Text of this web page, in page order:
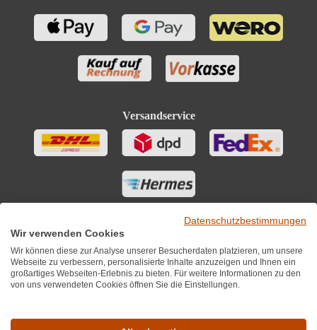
Versandservice
Datenschutzbestimmungen
Wir verwenden Cookies
Wir können diese zur Analyse unserer Besucherdaten platzieren, um unsere
Webseite zu verbessern, personalisierte Inhalte anzuzeigen und Ihnen ein
großartiges Webseiten-Erlebnis zu bieten. Für weitere Informationen zu den
von uns verwendeten Cookies öffnen Sie die Einstellungen.